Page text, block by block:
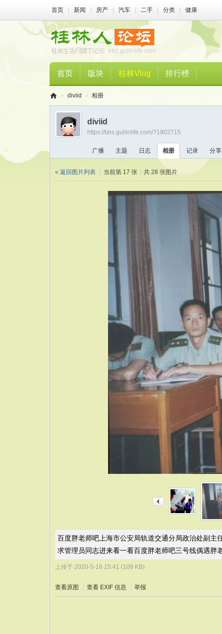
首页 新闻 房产 汽车 二手 分类 健康
首页 版块 桂林Vlog 排行榜
桂
人
› diviid › 相册
diviid
https://bbs.guilinlife.com/?1902715
广播 主题 日志 相册 记录 分享
« 返回图片列表 当前第 17 张 共 28 张图片
百度胖老师吧上海市公安局轨道交通分局政治处副
求管理员同志进来看一看百度胖老师吧三号线偶遇胖
上传于 2020-5-16 15:41 (109 KB)
查看原图 | 查看 EXIF 信息 | 举报